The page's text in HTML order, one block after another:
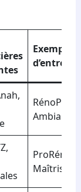
Exemples
RénoPlus,